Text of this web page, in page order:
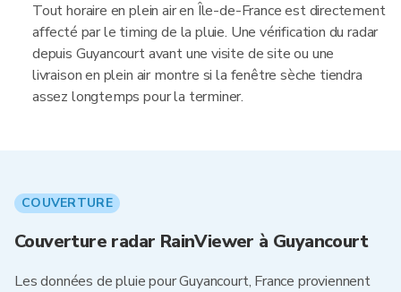
Tout horaire en plein air en Île-de-France est directement
affecté par le timing de la pluie. Une vérification du radar
depuis Guyancourt avant une visite de site ou une
livraison en plein air montre si la fenêtre sèche tiendra
assez longtemps pour la terminer.
COUVERTURE
Couverture radar RainViewer à Guyancourt
Les données de pluie pour Guyancourt, France proviennent